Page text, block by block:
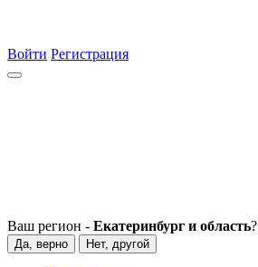
Войти Регистрация
Ваш регион - Екатеринбург и область?
Да, верно Нет, другой